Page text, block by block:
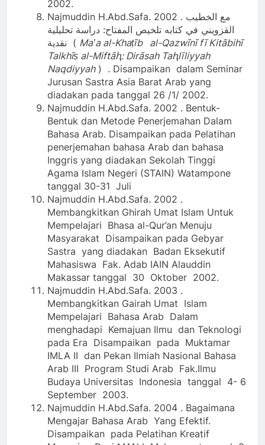
2002.
Najmuddin H.Abd.Safa. 2002 . مع الخطيب
القزويني في كتابه تلخيص المفتاح: دراسة تحليلية
نقدية ( Maʽa al-Khaṭīb al-Qazwīnī fī Kitābihī
Talkhīṣ al-Miftāԧ: Dirāsah Taԧlīliyyah
Naqdiyyah) . Disampaikan dalam Seminar
Jurusan Sastra Asia Barat Arab yang
diadakan pada tanggal 26 /1/ 2002.
Najmuddin H.Abd.Safa. 2002 . Bentuk-
Bentuk dan Metode Penerjemahan Dalam
Bahasa Arab. Disampaikan pada Pelatihan
penerjemahan bahasa Arab dan bahasa
Inggris yang diadakan Sekolah Tinggi
Agama Islam Negeri (STAIN) Watampone
tanggal 30-31 Juli
Najmuddin H.Abd.Safa. 2002 .
Membangkitkan Ghirah Umat Islam Untuk
Mempelajari Bhasa al-Qur’an Menuju
Masyarakat Disampaikan pada Gebyar
Sastra yang diadakan Badan Eksekutif
Mahasiswa Fak. Adab IAIN Alauddin
Makassar tanggal 30 Oktober 2002.
Najmuddin H.Abd.Safa. 2003 .
Membangkitkan Gairah Umat Islam
Mempelajari Bahasa Arab Dalam
menghadapi Kemajuan Ilmu dan Teknologi
pada Era Disampaikan pada Muktamar
IMLA II dan Pekan Ilmiah Nasional Bahasa
Arab III Program Studi Arab Fak.Ilmu
Budaya Universitas Indonesia tanggal 4- 6
September 2003.
Najmuddin H.Abd.Safa. 2004 . Bagaimana
Mengajar Bahasa Arab Yang Efektif.
Disampaikan pada Pelatihan Kreatif